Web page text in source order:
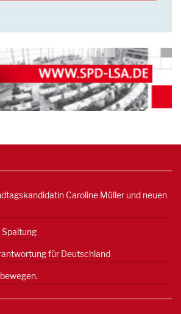
Caroline Müller und neuen
für Deutschland